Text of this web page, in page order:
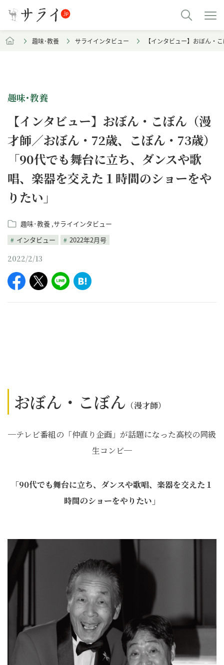
趣味･教養 サライインタビュー 【インタビュー】おぼん・
趣味･教養
【インタビュー】おぼん・こぼん（漫
才師／おぼん・72歳、こぼん・73歳）
「90代でも舞台に立ち、ダンスや歌
唱、楽器を交えた１時間のショーをや
りたい」
趣味･教養 サライインタビュー
インタビュー
2022年2月号
2022/2/13
おぼん・こぼん （漫才師）
─テレビ番組の「仲直り企画」が話題になった高校の同級
生コンビ─
「90代でも舞台に立ち、ダンスや歌唱、楽器を交えた１
時間のショーをやりたい」